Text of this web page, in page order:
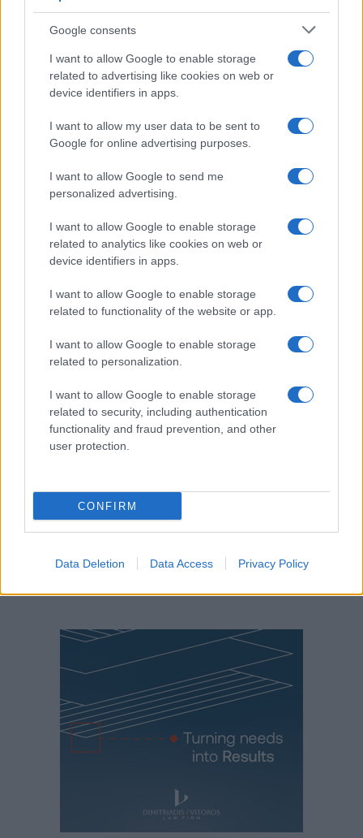
Google consents
I want to allow Google to enable storage
related to advertising like cookies on web or
device identifiers in apps.
I want to allow my user data to be sent to
Google for online advertising purposes.
I want to allow Google to send me
personalized advertising.
I want to allow Google to enable storage
related to analytics like cookies on web or
device identifiers in apps.
I want to allow Google to enable storage
related to functionality of the website or app.
I want to allow Google to enable storage
related to personalization.
I want to allow Google to enable storage
related to security, including authentication
functionality and fraud prevention, and other
user protection.
CONFIRM
Data Deletion Data Access Privacy Policy
Σωροί σκουπιδιών στην Κοζάνη – Συνεχίζονται οι
κινητοποιήσεις στους ΟΤΑ – Ο αρμόδιος
αντιδήμαρχος ευελπιστεί ότι την Πέμπτη θα
21 ΙΟΥΝΊΟΥ 2017, 12:53 ΜΜ